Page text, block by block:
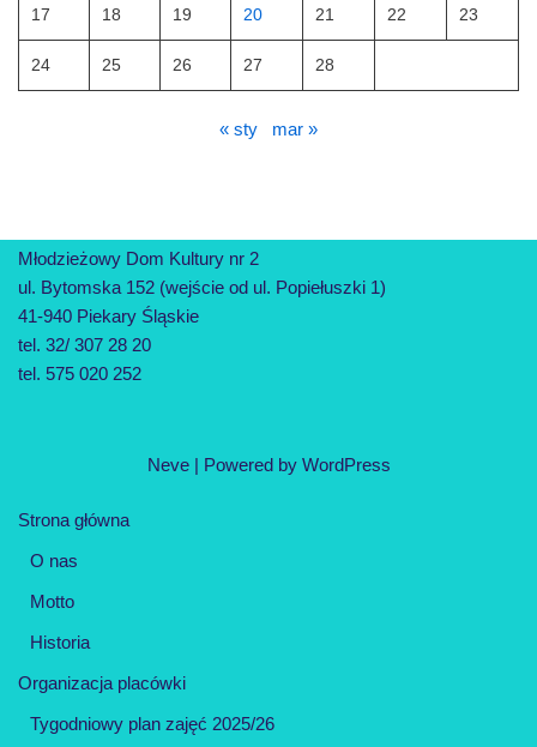
17 18 19 20 21 22 23
24 25 26 27 28
« sty mar »
Młodzieżowy Dom Kultury nr 2
ul. Bytomska 152 (wejście od ul. Popiełuszki 1)
41-940 Piekary Śląskie
tel. 32/ 307 28 20
tel. 575 020 252
Neve| Powered by WordPress
Strona główna
O nas
Motto
Historia
Organizacja placówki
Tygodniowy plan zajęć 2025/26